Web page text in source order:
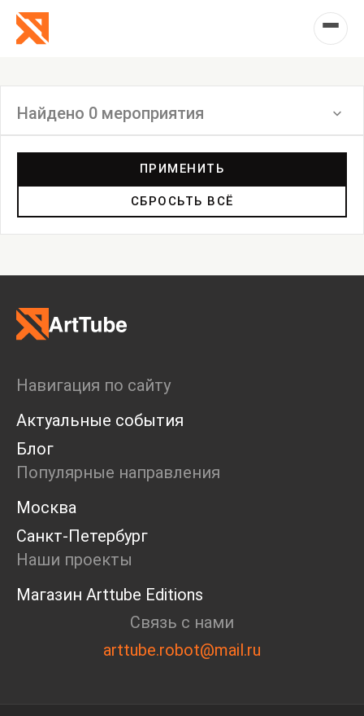
Найдено 0 мероприятия
Дискуссия
Пост-релиз
Пресс-конференция
Ярмарка
Open call
Экскурсия
Дискуссия
Cosmoscow 2024
Blazar 2024
Встречи
Круглый стол
ПРИМЕНИТЬ
СБРОСЬТЬ ВСЁ
Навигация по сайту
Актуальные события
Блог
Популярные направления
Москва
Санкт-Петербург
Наши проекты
Магазин Arttube Editions
Связь с нами
arttube.robot@mail.ru